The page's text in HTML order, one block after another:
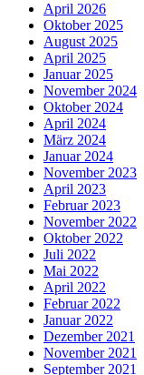
April 2026
Oktober 2025
August 2025
April 2025
Januar 2025
November 2024
Oktober 2024
April 2024
März 2024
Januar 2024
November 2023
April 2023
Februar 2023
November 2022
Oktober 2022
Juli 2022
Mai 2022
April 2022
Februar 2022
Januar 2022
Dezember 2021
November 2021
September 2021